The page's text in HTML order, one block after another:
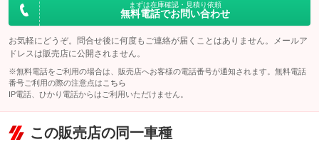
まずは在庫確認・見積り依頼
無料電話でお問い合わせ
お気軽にどうぞ。問合せ後に何度もご連絡が届くことはありません。メールア
ドレスは販売店に公開されません。
※無料電話をご利用の場合は、販売店へお客様の電話番号が通知されます。無料電話
番号ご利用の際の注意点は こちら
IP電話、ひかり電話からはご利用いただけません。
この販売店の同一車種